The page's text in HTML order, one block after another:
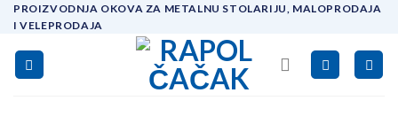
Skip
content
PROIZVODNJA OKOVA ZA METALNU STOLARIJU, MALOPRODAJA
I VELEPRODAJA